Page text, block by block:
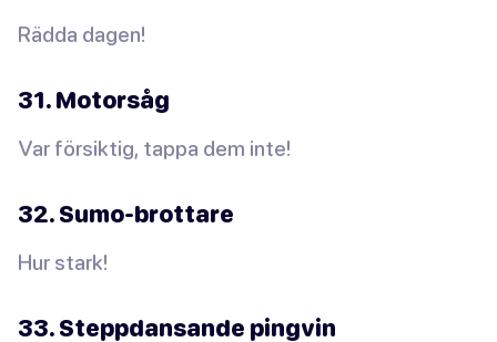
Rädda dagen!
31. Motorsåg
Var försiktig, tappa dem inte!
32. Sumo-brottare
Hur stark!
33. Steppdansande pingvin